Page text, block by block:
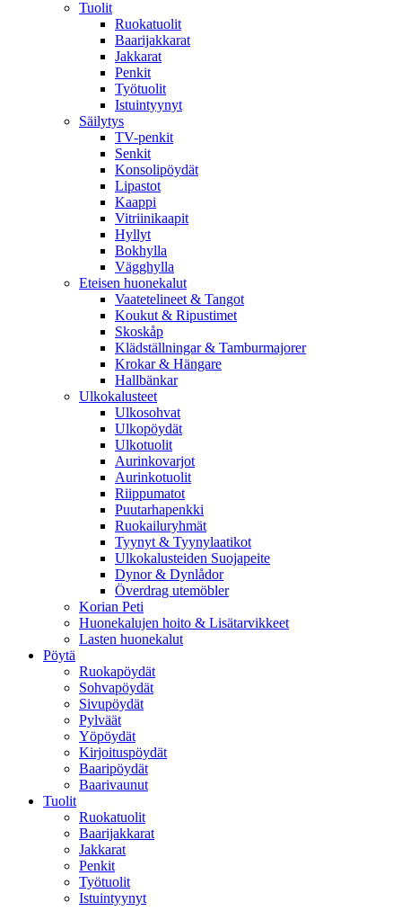
Tuolit
Ruokatuolit
Baarijakkarat
Jakkarat
Penkit
Työtuolit
Istuintyynyt
Säilytys
TV-penkit
Senkit
Konsolipöydät
Lipastot
Kaappi
Vitriinikaapit
Hyllyt
Bokhylla
Vägghylla
Eteisen huonekalut
Vaatetelineet & Tangot
Koukut & Ripustimet
Skoskåp
Klädställningar & Tamburmajorer
Krokar & Hängare
Hallbänkar
Ulkokalusteet
Ulkosohvat
Ulkopöydät
Ulkotuolit
Aurinkovarjot
Aurinkotuolit
Riippumatot
Puutarhapenkki
Ruokailuryhmät
Tyynyt & Tyynylaatikot
Ulkokalusteiden Suojapeite
Dynor & Dynlådor
Överdrag utemöbler
Korian Peti
Huonekalujen hoito & Lisätarvikkeet
Lasten huonekalut
Pöytä
Ruokapöydät
Sohvapöydät
Sivupöydät
Pylväät
Yöpöydät
Kirjoituspöydät
Baaripöydät
Baarivaunut
Tuolit
Ruokatuolit
Baarijakkarat
Jakkarat
Penkit
Työtuolit
Istuintyynyt